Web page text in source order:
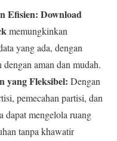
Efisien: Download
memungkinkan
yang ada, dengan
aman dan mudah.
yang Fleksibel: Dengan
pemecahan partisi, dan
dapat mengelola ruang
tanpa khawatir